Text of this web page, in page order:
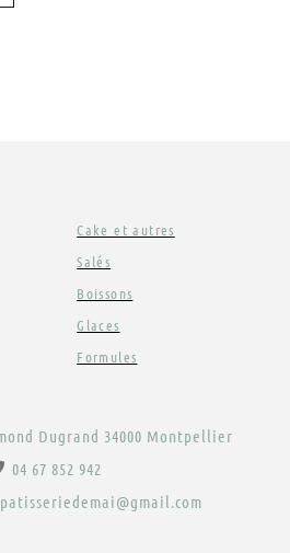
Cake et autres
Salés
Boissons
Glaces
Formules
Dugrand 34000 Montpellier
04 67 852 942